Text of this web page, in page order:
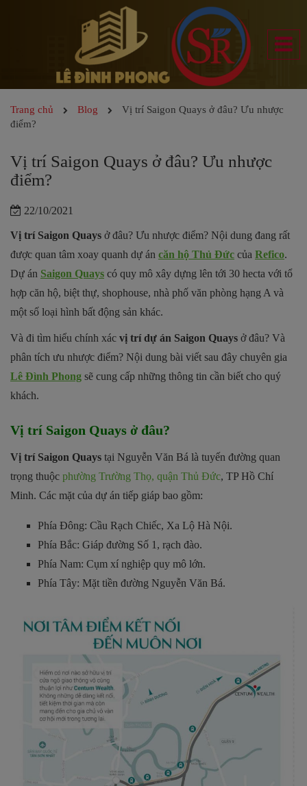
Trang chủ Blog
Vị trí Saigon Quays ở đâu? Ưu nhược
điểm?
Vị trí Saigon Quays ở đâu? Ưu nhược
điểm?
22/10/2021
Vị trí Saigon Quays ở đâu? Ưu nhược điểm? Nội dung đang rất
được quan tâm xoay quanh dự án căn hộ Thủ Đức của Refico.
Dự án Saigon Quays có quy mô xây dựng lên tới 30 hecta với tổ
hợp căn hộ, biệt thự, shophouse, nhà phố văn phòng hạng A và
một số loại hình bất động sản khác.
Và đi tìm hiểu chính xác vị trí dự án Saigon Quays ở đâu? Và
phân tích ưu nhược điểm? Nội dung bài viết sau đây chuyên gia
Lê Đình Phong sẽ cung cấp những thông tin cần biết cho quý
khách.
Vị trí Saigon Quays ở đâu?
Vị trí Saigon Quays tại Nguyễn Văn Bá là tuyến đường quan
trọng thuộc phường Trường Thọ, quận Thủ Đức, TP Hồ Chí
Minh. Các mặt của dự án tiếp giáp bao gồm:
Phía Đông: Cầu Rạch Chiếc, Xa Lộ Hà Nội.
Phía Bắc: Giáp đường Số 1, rạch đào.
Phía Nam: Cụm xí nghiệp quy mô lớn.
Phía Tây: Mặt tiền đường Nguyễn Văn Bá.